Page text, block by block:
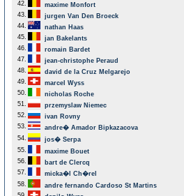
42.
maxime Monfort
43.
jurgen Van Den Broeck
44.
nathan Haas
45.
jan Bakelants
46.
romain Bardet
47.
jean-christophe Peraud
48.
david de la Cruz Melgarejo
49.
marcel Wyss
50.
nicholas Roche
51.
przemyslaw Niemec
52.
ivan Rovny
53.
andre� Amador Bipkazacova
54.
jos� Serpa
55.
maxime Bouet
56.
bart de Clercq
57.
micka�l Ch�rel
58.
andre fernando Cardoso St Martins